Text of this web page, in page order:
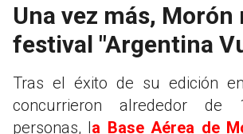
Una vez más, Morón
festival "Argentina
Tras el éxito de su edición
concurrieron alrededor
personas, la Base Aérea de